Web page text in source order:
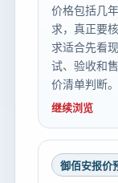
价格包括几
求，真正要
求适合先看
试、验收和
价清单判断
继续浏览
御佰安报价